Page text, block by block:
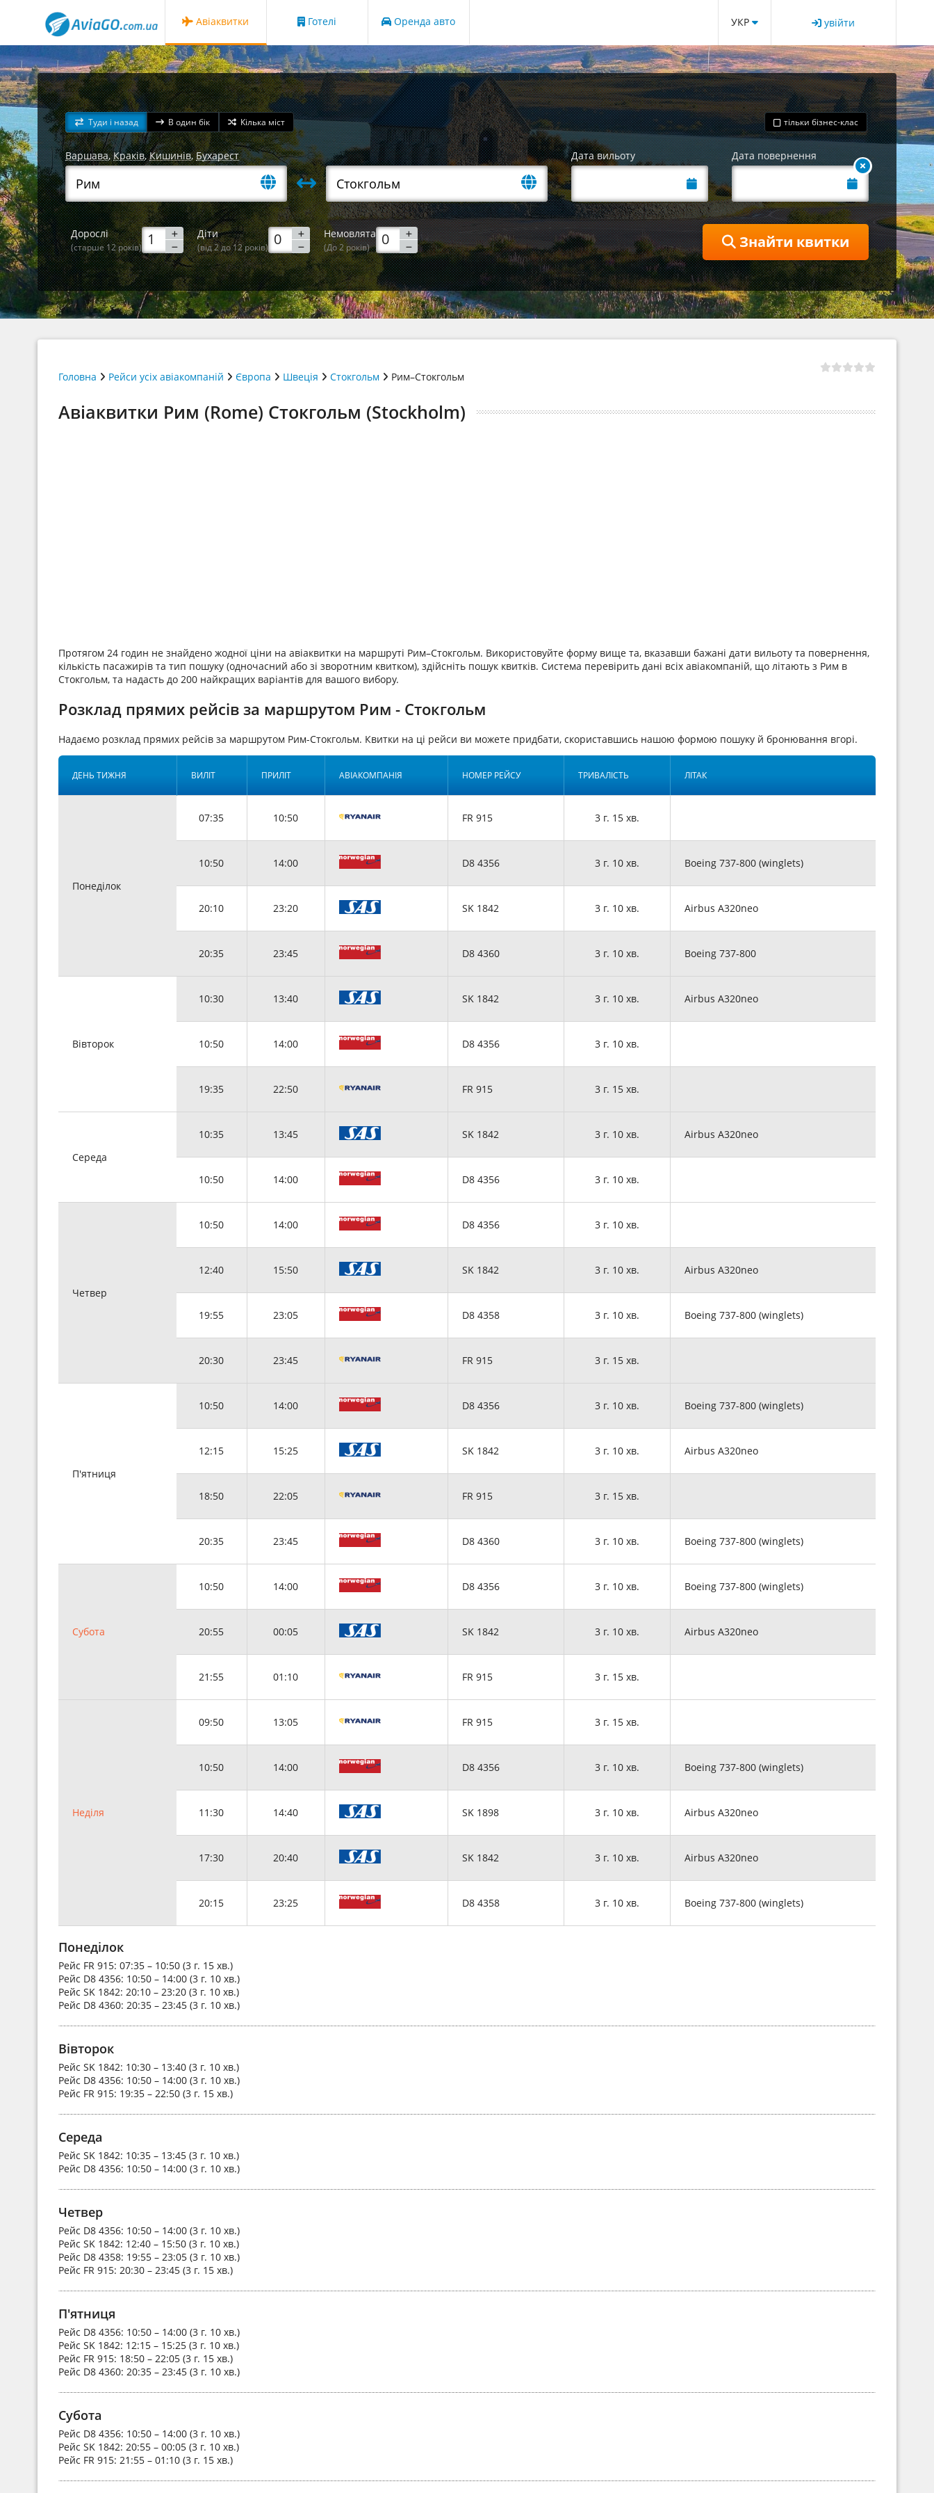
Авіаквитки Готелі Оренда авто УКР увійти
Туди і назад В один бік Кілька міст тільки бізнес-клас
Варшава,Краків,Кишинів,Бухарест Дата вильоту Дата повернення
Дорослі
(старше 12 років)
Діти
(від 2 до 12 років)
Немовлята
(До 2 років) Знайти квитки
Головна Рейси усіх авіакомпаній Європа Швеція Стокгольм Рим–Стокгольм
Авіаквитки Рим (Rome) Стокгольм (Stockholm)
Протягом 24 годин не знайдено жодної ціни на авіаквитки на маршруті Рим–Стокгольм. Використовуйте форму вище та, вказавши бажані дати вильоту та повернення,
кількість пасажирів та тип пошуку (одночасний або зі зворотним квитком), здійсніть пошук квитків. Система перевірить дані всіх авіакомпаній, що літають з Рим в
Стокгольм, та надасть до 200 найкращих варіантів для вашого вибору.
Розклад прямих рейсів за маршрутом Рим - Стокгольм
Надаємо розклад прямих рейсів за маршрутом Рим-Стокгольм. Квитки на ці рейси ви можете придбати, скориставшись нашою формою пошуку й бронювання вгорі.
ДЕНЬ ТИЖНЯ ВИЛІТ ПРИЛІТ АВІАКОМПАНІЯ НОМЕР РЕЙСУ ТРИВАЛІСТЬ ЛІТАК
Понеділок
07:35 10:50 FR 915 3 г. 15 хв.
10:50 14:00 D8 4356 3 г. 10 хв. Boeing 737-800 (winglets)
20:10 23:20 SK 1842 3 г. 10 хв. Airbus A320neo
20:35 23:45 D8 4360 3 г. 10 хв. Boeing 737-800
Вівторок
10:30 13:40 SK 1842 3 г. 10 хв. Airbus A320neo
10:50 14:00 D8 4356 3 г. 10 хв.
19:35 22:50 FR 915 3 г. 15 хв.
Середа
10:35 13:45 SK 1842 3 г. 10 хв. Airbus A320neo
10:50 14:00 D8 4356 3 г. 10 хв.
Четвер
10:50 14:00 D8 4356 3 г. 10 хв.
12:40 15:50 SK 1842 3 г. 10 хв. Airbus A320neo
19:55 23:05 D8 4358 3 г. 10 хв. Boeing 737-800 (winglets)
20:30 23:45 FR 915 3 г. 15 хв.
П'ятниця
10:50 14:00 D8 4356 3 г. 10 хв. Boeing 737-800 (winglets)
12:15 15:25 SK 1842 3 г. 10 хв. Airbus A320neo
18:50 22:05 FR 915 3 г. 15 хв.
20:35 23:45 D8 4360 3 г. 10 хв. Boeing 737-800 (winglets)
Субота
10:50 14:00 D8 4356 3 г. 10 хв. Boeing 737-800 (winglets)
20:55 00:05 SK 1842 3 г. 10 хв. Airbus A320neo
21:55 01:10 FR 915 3 г. 15 хв.
Неділя
09:50 13:05 FR 915 3 г. 15 хв.
10:50 14:00 D8 4356 3 г. 10 хв. Boeing 737-800 (winglets)
11:30 14:40 SK 1898 3 г. 10 хв. Airbus A320neo
17:30 20:40 SK 1842 3 г. 10 хв. Airbus A320neo
20:15 23:25 D8 4358 3 г. 10 хв. Boeing 737-800 (winglets)
Понеділок
Рейс FR 915: 07:35 – 10:50 (3 г. 15 хв.)
Рейс D8 4356: 10:50 – 14:00 (3 г. 10 хв.)
Рейс SK 1842: 20:10 – 23:20 (3 г. 10 хв.)
Рейс D8 4360: 20:35 – 23:45 (3 г. 10 хв.)
Вівторок
Рейс SK 1842: 10:30 – 13:40 (3 г. 10 хв.)
Рейс D8 4356: 10:50 – 14:00 (3 г. 10 хв.)
Рейс FR 915: 19:35 – 22:50 (3 г. 15 хв.)
Середа
Рейс SK 1842: 10:35 – 13:45 (3 г. 10 хв.)
Рейс D8 4356: 10:50 – 14:00 (3 г. 10 хв.)
Четвер
Рейс D8 4356: 10:50 – 14:00 (3 г. 10 хв.)
Рейс SK 1842: 12:40 – 15:50 (3 г. 10 хв.)
Рейс D8 4358: 19:55 – 23:05 (3 г. 10 хв.)
Рейс FR 915: 20:30 – 23:45 (3 г. 15 хв.)
П'ятниця
Рейс D8 4356: 10:50 – 14:00 (3 г. 10 хв.)
Рейс SK 1842: 12:15 – 15:25 (3 г. 10 хв.)
Рейс FR 915: 18:50 – 22:05 (3 г. 15 хв.)
Рейс D8 4360: 20:35 – 23:45 (3 г. 10 хв.)
Субота
Рейс D8 4356: 10:50 – 14:00 (3 г. 10 хв.)
Рейс SK 1842: 20:55 – 00:05 (3 г. 10 хв.)
Рейс FR 915: 21:55 – 01:10 (3 г. 15 хв.)